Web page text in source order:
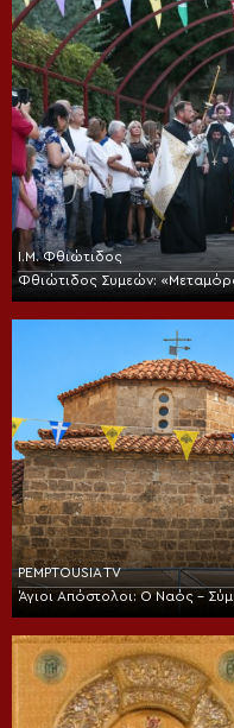
Ι.Μ. Φθιώτιδος
Φθιώτιδος Συμεών:
PEMPTOUSIA TV
Άγιοι Απόστολοι: Ο Ναός –